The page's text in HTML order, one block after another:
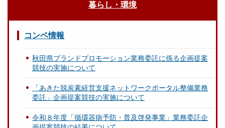
暮らし・環境
コンペ情報
秋田県ブランドプロモーション業務委託に係る企画提案
競技の実施について
「あきた脱炭素経営支援ネットワークポータル整備業務
委託」企画提案競技の実施について
令和８年度「循環器病予防・普及啓発事業」業務委託企